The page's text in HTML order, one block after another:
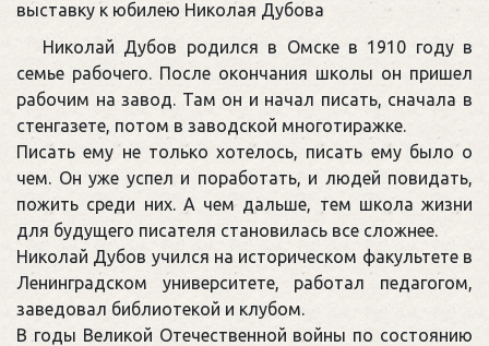
выставку к юбилею Николая Дубова
Николай Дубов родился в Омске в 1910 году в
семье рабочего. После окончания школы он пришел
рабочим на завод. Там он и начал писать, сначала в
стенгазете, потом в заводской многотиражке.
Писать ему не только хотелось, писать ему было о
чем. Он уже успел и поработать, и людей повидать,
пожить среди них. А чем дальше, тем школа жизни
для будущего писателя становилась все сложнее.
Николай Дубов учился на историческом факультете в
Ленинградском университете, работал педагогом,
заведовал библиотекой и клубом.
В годы Великой Отечественной войны по состоянию